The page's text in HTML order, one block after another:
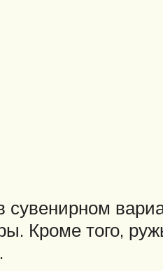
Кроме того,